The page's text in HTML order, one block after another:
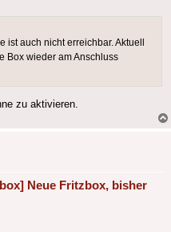
ist auch nicht erreichbar. Aktuell
Box wieder am Anschluss
zu aktivieren.
Neue Fritzbox, bisher